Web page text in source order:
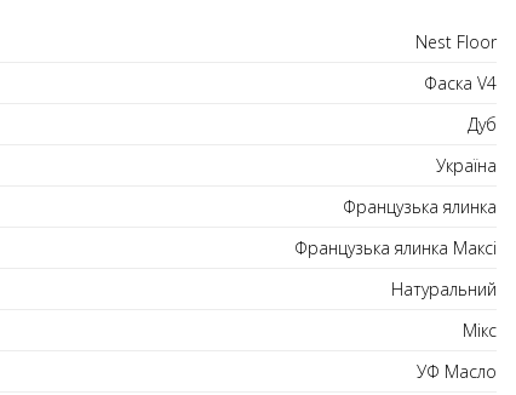
Nest Floor
Фаска V4
Дуб
Україна
Французька ялинка
Французька ялинка Максі
Натуральний
Мікс
УФ Масло